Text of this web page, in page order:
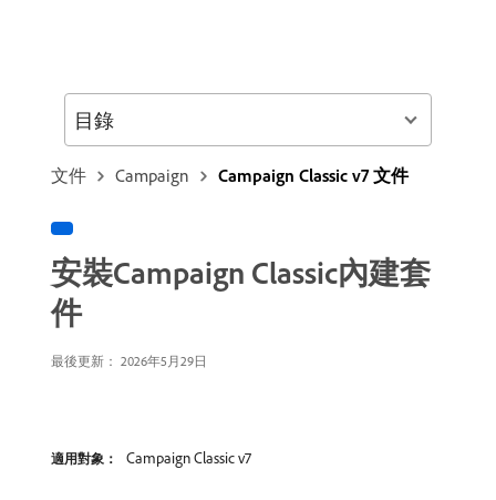
文件 Campaign Campaign Classic v7 文件
安裝Campaign Classic內建套
件
最後更新： 2026年5月29日
適用對象： Campaign Classic v7
目錄